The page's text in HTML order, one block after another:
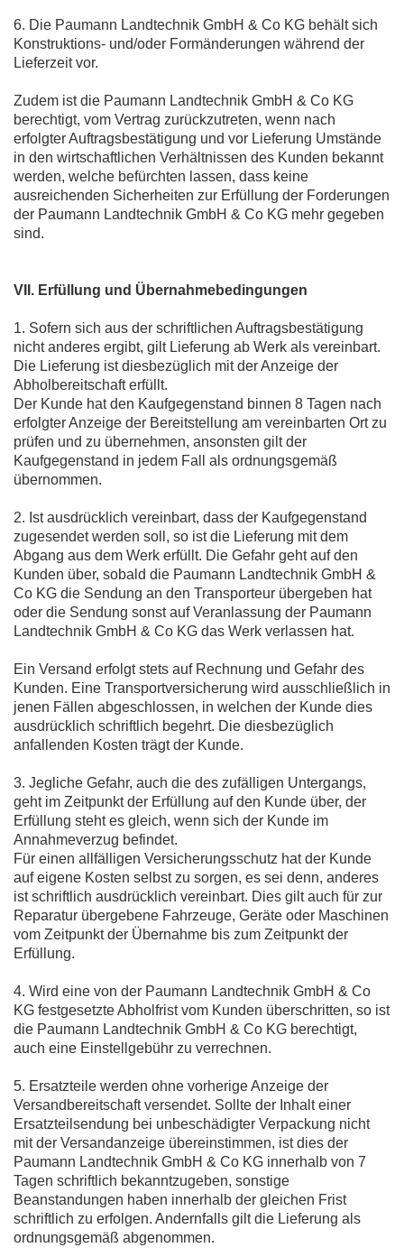
6. Die Paumann Landtechnik GmbH & Co KG behält sich
Konstruktions- und/oder Formänderungen während der
Lieferzeit vor.
Zudem ist die Paumann Landtechnik GmbH & Co KG
berechtigt, vom Vertrag zurückzutreten, wenn nach
erfolgter Auftragsbestätigung und vor Lieferung Umstände
in den wirtschaftlichen Verhältnissen des Kunden bekannt
werden, welche befürchten lassen, dass keine
ausreichenden Sicherheiten zur Erfüllung der Forderungen
der Paumann Landtechnik GmbH & Co KG mehr gegeben
sind.
VII. Erfüllung und Übernahmebedingungen
1. Sofern sich aus der schriftlichen Auftragsbestätigung
nicht anderes ergibt, gilt Lieferung ab Werk als vereinbart.
Die Lieferung ist diesbezüglich mit der Anzeige der
Abholbereitschaft erfüllt.
Der Kunde hat den Kaufgegenstand binnen 8 Tagen nach
erfolgter Anzeige der Bereitstellung am vereinbarten Ort zu
prüfen und zu übernehmen, ansonsten gilt der
Kaufgegenstand in jedem Fall als ordnungsgemäß
übernommen.
2. Ist ausdrücklich vereinbart, dass der Kaufgegenstand
zugesendet werden soll, so ist die Lieferung mit dem
Abgang aus dem Werk erfüllt. Die Gefahr geht auf den
Kunden über, sobald die Paumann Landtechnik GmbH &
Co KG die Sendung an den Transporteur übergeben hat
oder die Sendung sonst auf Veranlassung der Paumann
Landtechnik GmbH & Co KG das Werk verlassen hat.
Ein Versand erfolgt stets auf Rechnung und Gefahr des
Kunden. Eine Transportversicherung wird ausschließlich in
jenen Fällen abgeschlossen, in welchen der Kunde dies
ausdrücklich schriftlich begehrt. Die diesbezüglich
anfallenden Kosten trägt der Kunde.
3. Jegliche Gefahr, auch die des zufälligen Untergangs,
geht im Zeitpunkt der Erfüllung auf den Kunde über, der
Erfüllung steht es gleich, wenn sich der Kunde im
Annahmeverzug befindet.
Für einen allfälligen Versicherungsschutz hat der Kunde
auf eigene Kosten selbst zu sorgen, es sei denn, anderes
ist schriftlich ausdrücklich vereinbart. Dies gilt auch für zur
Reparatur übergebene Fahrzeuge, Geräte oder Maschinen
vom Zeitpunkt der Übernahme bis zum Zeitpunkt der
Erfüllung.
4. Wird eine von der Paumann Landtechnik GmbH & Co
KG festgesetzte Abholfrist vom Kunden überschritten, so ist
die Paumann Landtechnik GmbH & Co KG berechtigt,
auch eine Einstellgebühr zu verrechnen.
5. Ersatzteile werden ohne vorherige Anzeige der
Versandbereitschaft versendet. Sollte der Inhalt einer
Ersatzteilsendung bei unbeschädigter Verpackung nicht
mit der Versandanzeige übereinstimmen, ist dies der
Paumann Landtechnik GmbH & Co KG innerhalb von 7
Tagen schriftlich bekanntzugeben, sonstige
Beanstandungen haben innerhalb der gleichen Frist
schriftlich zu erfolgen. Andernfalls gilt die Lieferung als
ordnungsgemäß abgenommen.